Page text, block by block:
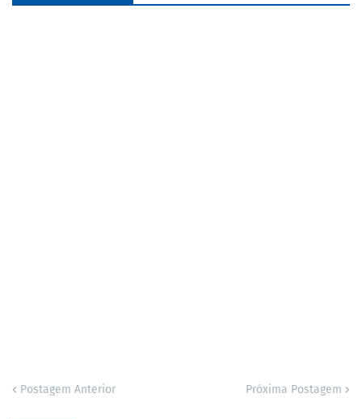
Postagem Anterior Próxima Postagem